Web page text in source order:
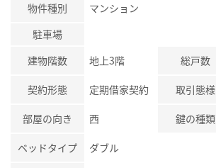
物件種別
マンション
駐車場
建物階数
地上3階 総戸数
契約形態 定期借家契約 取引態様
部屋の向き 西 鍵の種類
ベッドタイプ ダブル